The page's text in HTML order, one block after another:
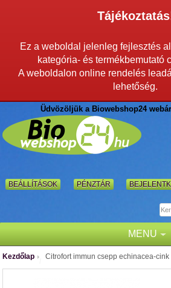
Ez a weboldal jelenleg fejlesztés
kategória- és termékbemutató
A weboldalon online rendelés
lehetőség.
Üdvözöljük a Biowebshop24
BEÁLLÍTÁSOK PÉNZTÁR
MENU
Kezdőlap Citrofort immun csepp echinacea-